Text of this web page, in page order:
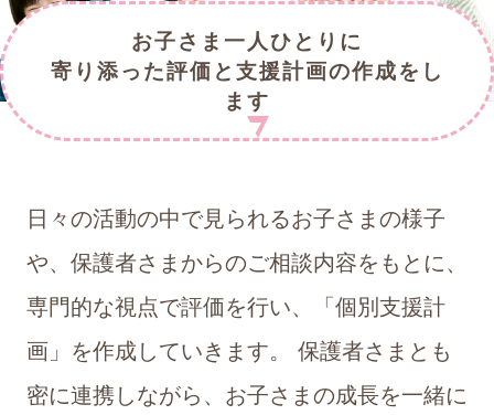
お子さま一人ひとりに
寄り添った評価と支援計画の作成をし
ます
日々の活動の中で見られるお子さまの様子
や、保護者さまからのご相談内容をもとに、
専門的な視点で評価を行い、「個別支援計
画」を作成していきます。 保護者さまとも
密に連携しながら、 お子さまの成長を一緒に